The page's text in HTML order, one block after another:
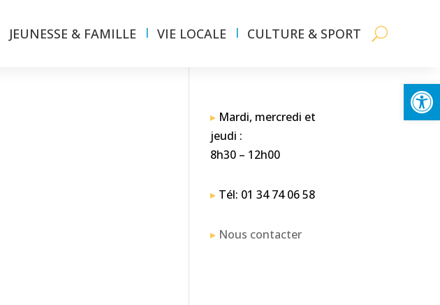
Ouvrir
JEUNESSE & FAMILLE VIE LOCALE CULTURE & SPORT
▸ Mardi, mercredi et
jeudi :
8h30 – 12h00
▸ Tél: 01 34 74 06 58
▸ Nous contacter